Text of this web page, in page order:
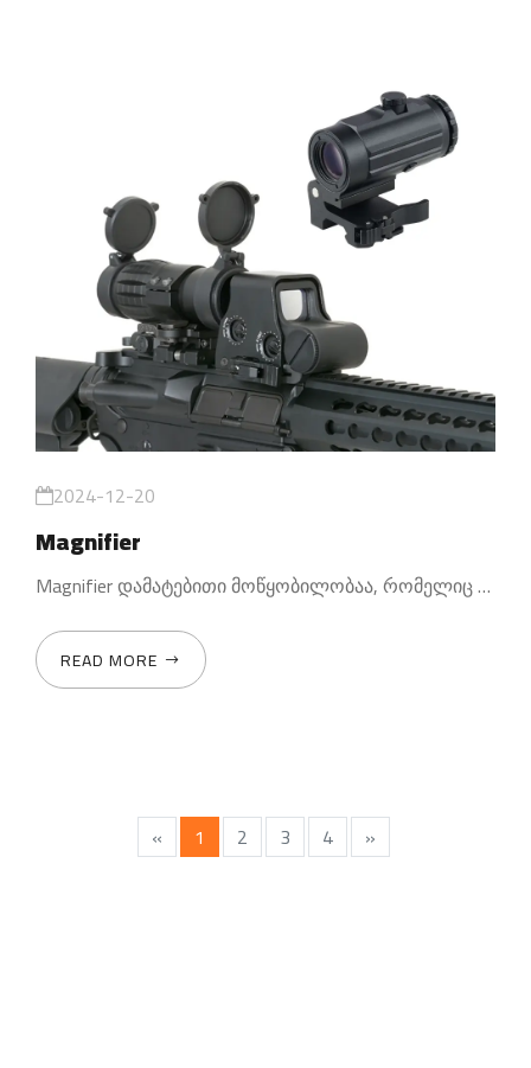
2024-12-20
Magnifier
Magnifier დამატებითი მოწყობილობაა, რომელიც კოლიმატორულ
READ MORE
« 1 2 3 4 »